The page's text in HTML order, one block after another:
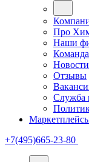
Про
Наши
Команда
Новости
Отзывы
Служба
+7(495)665-23-80